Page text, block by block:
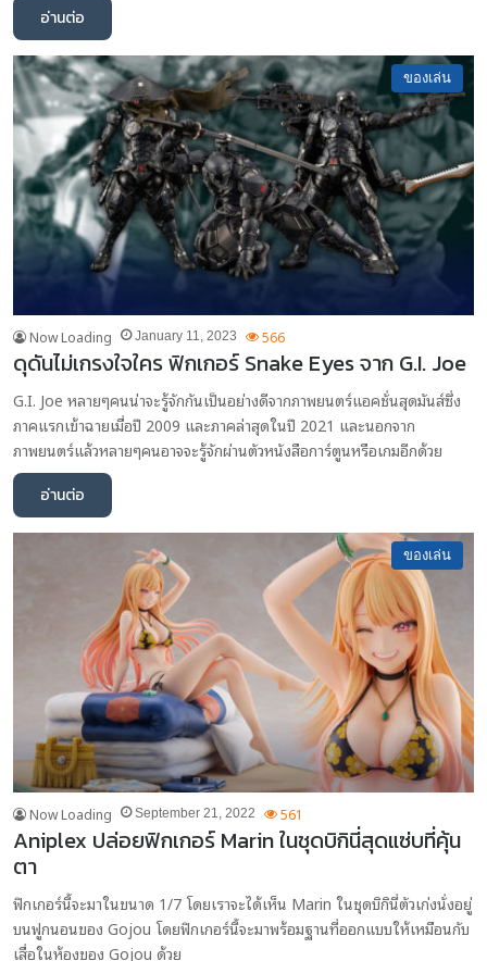
อ่านต่อ
ของเล่น
Now Loading January 11, 2023 566
ดุดันไม่เกรงใจใคร ฟิกเกอร์ Snake Eyes จาก G.I. Joe
G.I. Joe หลายๆคนน่าจะรู้จักกันเป็นอย่างดีจากภาพยนตร์แอคชั่นสุดมันส์ซึ่ง
ภาคแรกเข้าฉายเมื่อปี 2009 และภาคล่าสุดในปี 2021 และนอกจาก
ภาพยนตร์แล้วหลายๆคนอาจจะรู้จักผ่านตัวหนังสือการ์ตูนหรือเกมอีกด้วย
อ่านต่อ
ของเล่น
Now Loading September 21, 2022 561
Aniplex ปล่อยฟิกเกอร์ Marin ในชุดบิกินี่สุดแซ่บที่คุ้น
ตา
ฟิกเกอร์นี้จะมาในขนาด 1/7 โดยเราจะได้เห็น Marin ในชุดบิกินี่ตัวเก่งนั่งอยู่
บนฟูกนอนของ Gojou โดยฟิกเกอร์นี้จะมาพร้อมฐานที่ออกแบบให้เหมือนกับ
เสื่อในห้องของ Gojou ด้วย